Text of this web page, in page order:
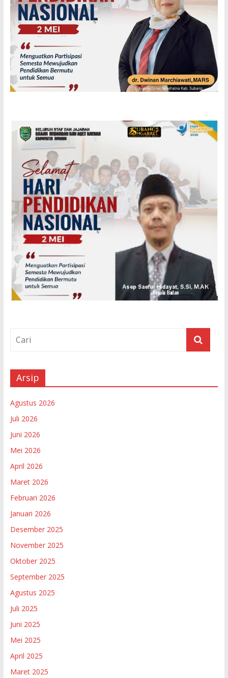
Arsip
Agustus 2026
Juli 2026
Juni 2026
Mei 2026
April 2026
Maret 2026
Februari 2026
Januari 2026
Desember 2025
November 2025
Oktober 2025
September 2025
Agustus 2025
Juli 2025
Juni 2025
Mei 2025
April 2025
Maret 2025